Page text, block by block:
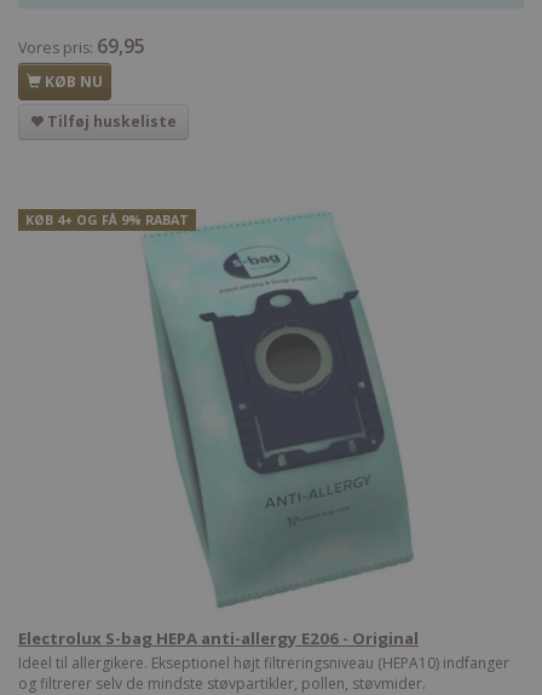
Vores pris: 69,95
KØB NU
Tilføj huskeliste
KØB 4+ OG FÅ 9% RABAT
Electrolux S-bag HEPA anti-allergy E206 - Original
Ideel til allergikere. Ekseptionel højt filtreringsniveau (HEPA10) indfanger
og filtrerer selv de mindste støvpartikler, pollen, støvmider.